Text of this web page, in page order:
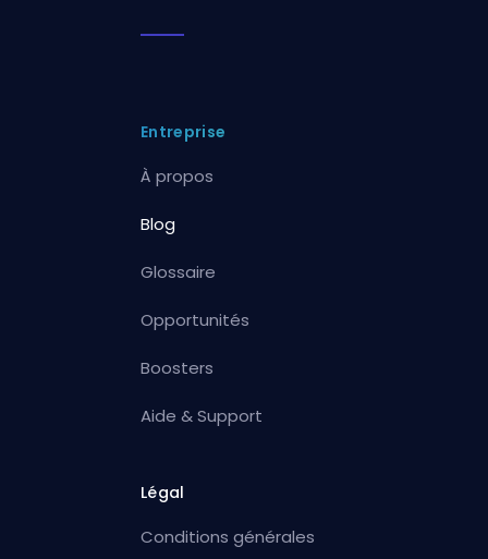
Entreprise
À propos
Blog
Glossaire
Opportunités
Boosters
Aide & Support
Légal
Conditions générales